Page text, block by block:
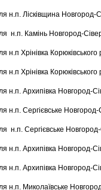
н.п. Лісківщина Новгород-
н.п. Камінь Новгород-
н.п Хрінівка Корюківського
н.п Хрінівка Корюківського
н.п. Архипівка Новгород-
н.п. Сергієвське Новгород-
н.п. Сергієвське
н.п. Архипівка Новгород-
н.п. Архипівка Новгород-
н.п. Миколаївське